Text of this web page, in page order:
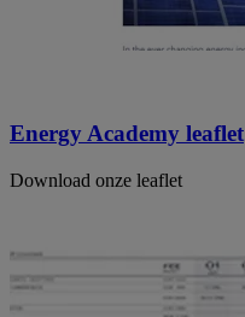
Energy Academy leaflet
Download onze leaflet